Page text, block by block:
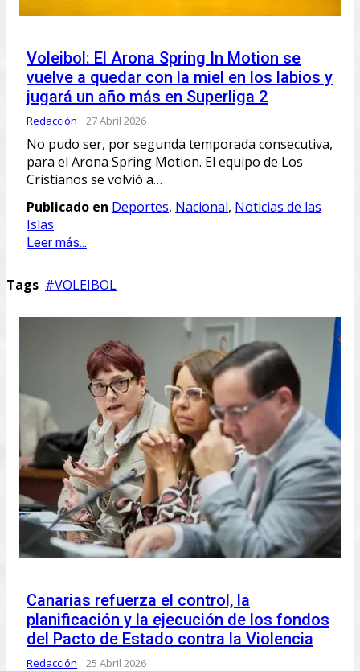
Voleibol: El Arona Spring In Motion se
vuelve a quedar con la miel en los labios y
jugará un año más en Superliga 2
Redacción 27 Abril 2026
No pudo ser, por segunda temporada consecutiva,
para el Arona Spring Motion. El equipo de Los
Cristianos se volvió a…
Publicado en Deportes, Nacional, Noticias de las
Islas
Leer más...
Tags VOLEIBOL
Canarias refuerza el control, la
planificación y la ejecución de los fondos
del Pacto de Estado contra la Violencia
Redacción 25 Abril 2026